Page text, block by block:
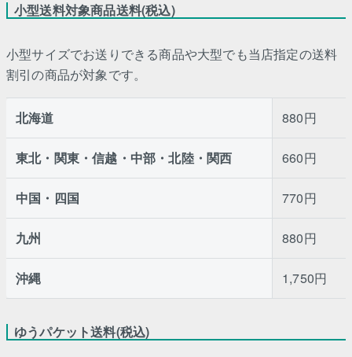
小型送料対象商品送料(税込)
小型サイズでお送りできる商品や大型でも当店指定の送料
割引の商品が対象です。
北海道 880円
東北・関東・信越・中部・北陸・関西 660円
中国・四国 770円
九州 880円
沖縄 1,750円
ゆうパケット送料(税込)